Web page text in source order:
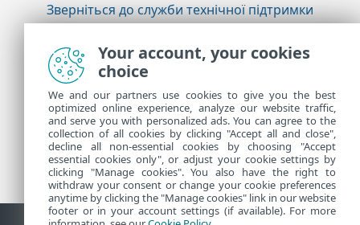
Зверніться до служби технічної підтримки
ESET
Додаткова інформація
Новини підтримки
Рекомендації для користувачів
Your account, your cookies
choice
We and our partners use cookies to give you the best
optimized online experience, analyze our website traffic,
and serve you with personalized ads. You can agree to the
collection of all cookies by clicking "Accept all and close",
decline all non-essential cookies by choosing "Accept
essential cookies only", or adjust your cookie settings by
clicking "Manage cookies". You also have the right to
withdraw your consent or change your cookie preferences
anytime by clicking the "Manage cookies" link in our website
footer or in your account settings (if available). For more